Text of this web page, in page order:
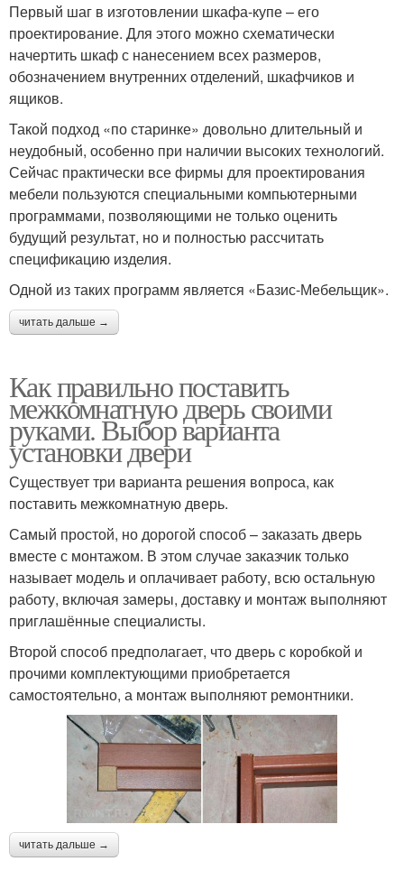
Первый шаг в изготовлении шкафа-купе – его
проектирование. Для этого можно схематически
начертить шкаф с нанесением всех размеров,
обозначением внутренних отделений, шкафчиков и
ящиков.
Такой подход «по старинке» довольно длительный и
неудобный, особенно при наличии высоких технологий.
Сейчас практически все фирмы для проектирования
мебели пользуются специальными компьютерными
программами, позволяющими не только оценить
будущий результат, но и полностью рассчитать
спецификацию изделия.
Одной из таких программ является «Базис-Мебельщик».
читать дальше →
Как правильно поставить
межкомнатную дверь своими
руками. Выбор варианта
установки двери
Существует три варианта решения вопроса, как
поставить межкомнатную дверь.
Самый простой, но дорогой способ – заказать дверь
вместе с монтажом. В этом случае заказчик только
называет модель и оплачивает работу, всю остальную
работу, включая замеры, доставку и монтаж выполняют
приглашённые специалисты.
Второй способ предполагает, что дверь с коробкой и
прочими комплектующими приобретается
самостоятельно, а монтаж выполняют ремонтники.
читать дальше →